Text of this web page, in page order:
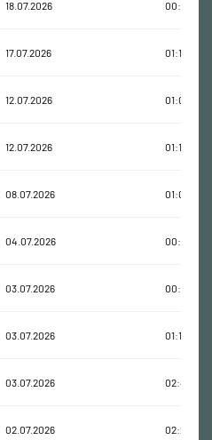
18.07.2026 00:41:16
17.07.2026 01:14:56
12.07.2026 01:09:30
12.07.2026 01:17:41
08.07.2026 01:04:41
04.07.2026 00:52:49
03.07.2026 00:56:28
03.07.2026 01:14:57
03.07.2026 02:43:50
02.07.2026 02:21:10